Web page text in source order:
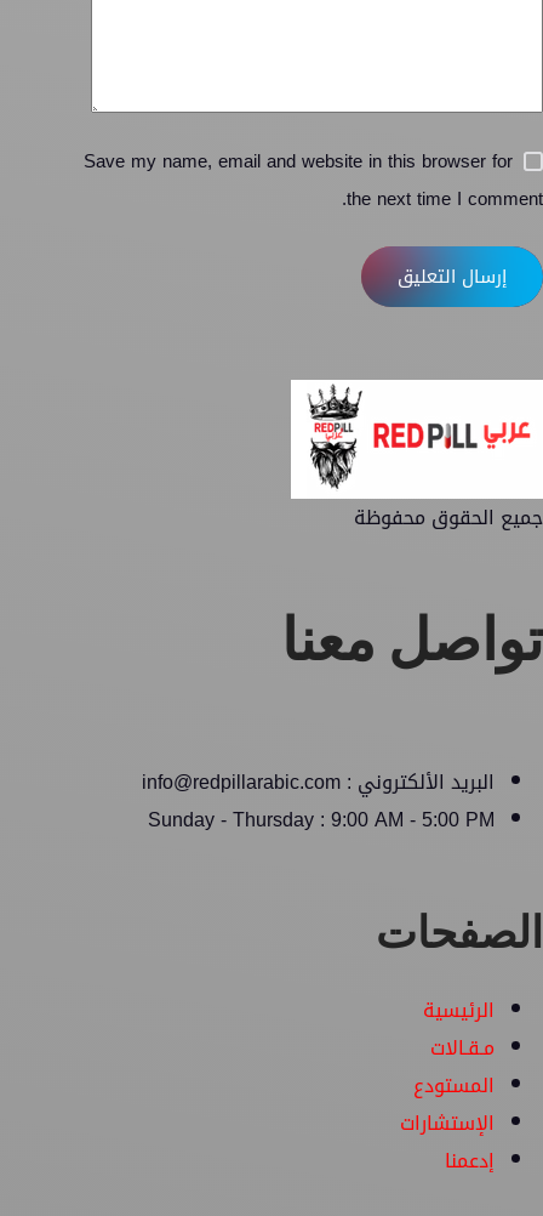
Save my name, email and website in this browser for
the next time I comment.
إرسال التعليق
جميع الحقوق محفوظة
تواصل معنا
البريد الألكتروني : info@redpillarabic.com
Sunday - Thursday : 9:00 AM - 5:00 PM
الصفحات
الرئيسية
مـقـالات
المستودع
الإستشارات
إدعمنا